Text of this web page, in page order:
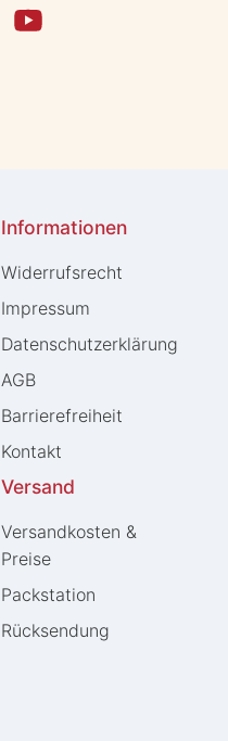
Informationen
Widerrufs­recht
Impressum
Daten­schutz­erklärung
AGB
Barrierefreiheit
Kontakt
Versand
Versandkosten &
Preise
Packstation
Rücksendung